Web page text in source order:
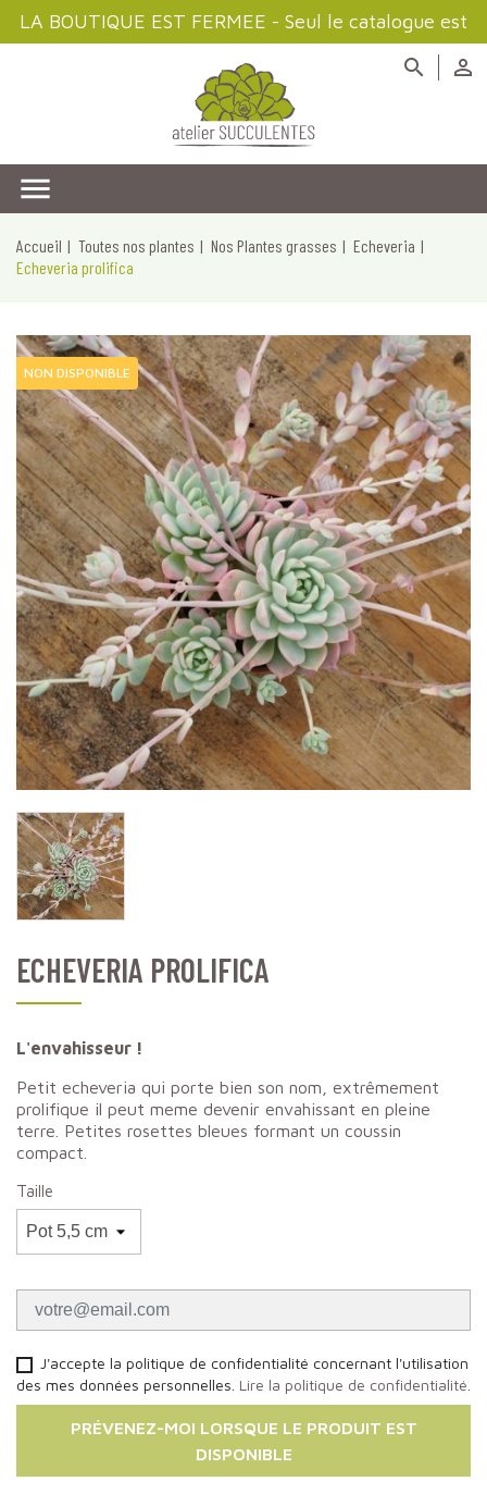
LA BOUTIQUE EST FERMEE - Seul le catalogue est
disponible à la consultation



Accueil Toutes nos plantes Nos Plantes grasses
Echeveria
Echeveria prolifica
NON DISPONIBLE
ECHEVERIA PROLIFICA
L'envahisseur !
Petit echeveria qui porte bien son nom, extrêmement
prolifique il peut meme devenir envahissant en pleine
terre. Petites rosettes bleues formant un coussin
compact.
Taille
J'accepte la politique de confidentialité concernant l'utilisation
des mes données personnelles. Lire la politique de confidentialité
PRÉVENEZ-MOI LORSQUE LE PRODUIT EST
DISPONIBLE